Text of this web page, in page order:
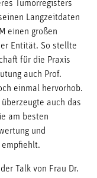
Tumorregisters
Langzeitdaten
einen großen
Entität. So stellte
für die Praxis
auch Prof.
einmal hervorhob.
auch das
am besten
und
empfiehlt.
Talk von Frau Dr.